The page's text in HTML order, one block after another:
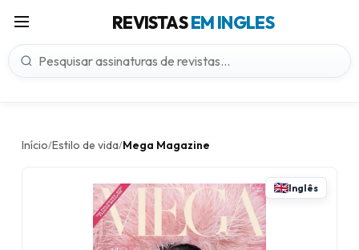
REVISTASEM INGLES
Início/Estilo de vida/Mega Magazine
Inglês